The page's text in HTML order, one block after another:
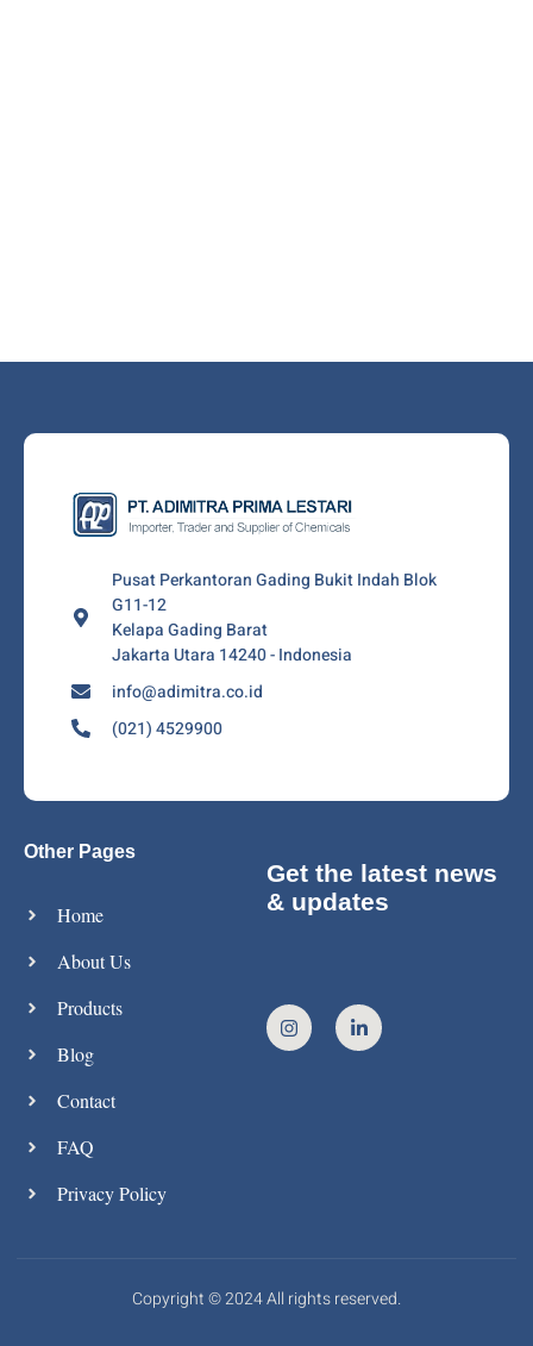
Pusat Perkantoran Gading Bukit Indah Blok
G11-12
Kelapa Gading Barat
Jakarta Utara 14240 - Indonesia
info@adimitra.co.id
(021) 4529900
Other Pages
Home
About Us
Products
Blog
Contact
FAQ
Privacy Policy
Get the latest news
& updates
Copyright © 2024 All rights reserved.